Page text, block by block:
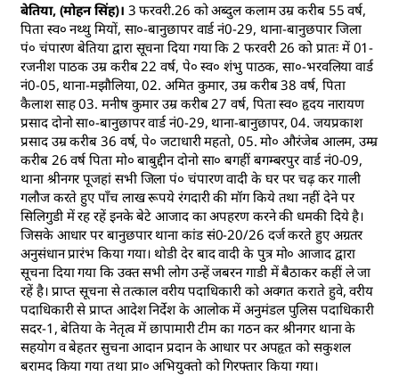
बेतिया, (मोहन सिंह)। 3 फरवरी.26 को अब्दुल कलाम उम्र करीब 55 वर्ष,
पिता स्व० नथ्थु मियों, सा०-बानुछापर वार्ड नं0-29, थाना-बानुछपार जिला
पं० चंपारण बेतिया द्वारा सूचना दिया गया कि 2 फरवरी 26 को प्रातः में 01-
रजनीश पाठक उम्र करीब 22 वर्ष, पे० स्व० शंभु पाठक, सा०-भरवलिया वार्ड
नं0-05, थाना-मझौलिया, 02. अमित कुमार, उम्र करीब 38 वर्ष, पिता
कैलाश साह 03. मनीष कुमार उम्र करीब 27 वर्ष, पिता स्व० हृदय नारायण
प्रसाद दोनो सा०-बानुछापर वार्ड नं0-29, थाना-बानुछापर, 04. जयप्रकाश
प्रसाद उम्र करीब 36 वर्ष, पे० जटाधारी महतो, 05. मो० औरंजेब आलम, उम्म्र
करीब 26 वर्ष पिता मो० बाबुद्दीन दोनो सा० बगहीं बगम्बरपुर वार्ड नं0-09,
थाना श्रीनगर पूजहां सभी जिला पं० चंपारण वादी के घर पर चढ़ कर गाली
गलौज करते हुए पाँच लाख रूपये रंगदारी की मॉग किये तथा नहीं देने पर
सिलिगुडी में रह रहें इनके बेटे आजाद का अपहरण करने की धमकी दिये है।
जिसके आधार पर बानुछपार थाना कांड सं0-20/26 दर्ज करते हुए अग्रतर
अनुसंधान प्रारंभ किया गया। थोडी देर बाद वादी के पुत्र मो० आजाद द्वारा
सूचना दिया गया कि उक्त सभी लोग उन्हें जबरन गाडी में बैठाकर कहीं ले जा
रहें है। प्राप्त सूचना से तत्काल वरीय पदाधिकारी को अवगत कराते हुवे, वरीय
पदाधिकारी से प्राप्त आदेश निर्देश के आलोक में अनुमंडल पुलिस पदाधिकारी
सदर-1, बेतिया के नेतृत्व में छापामारी टीम का गठन कर श्रीनगर थाना के
सहयोग व बेहतर सुचना आदान प्रदान के आधार पर अपहृत को सकुशल
बरामद किया गया तथा प्रा० अभियुक्तो को गिरफ्तार किया गया।